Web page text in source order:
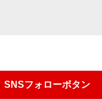
SNSフォローボタン